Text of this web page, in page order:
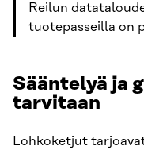
Reilun
tuotepasseilla on
Sääntelyä ja
tarvitaan
Lohkoketjut